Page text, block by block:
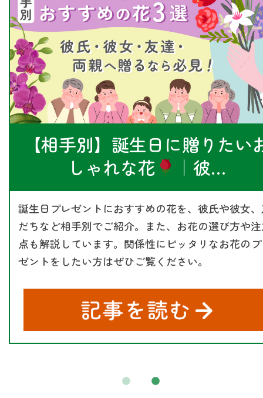
誕生日に花束をプレゼントし
う！
おしゃれな…
誕生日プレゼントにおすすめの花束を紹介。誕生
贈るお花の選び方や、1月～12月のお花と花言葉も
しています。大切な人の誕生日にどんなお花をプ
ントすべきか迷っている方はぜひご覧ください。